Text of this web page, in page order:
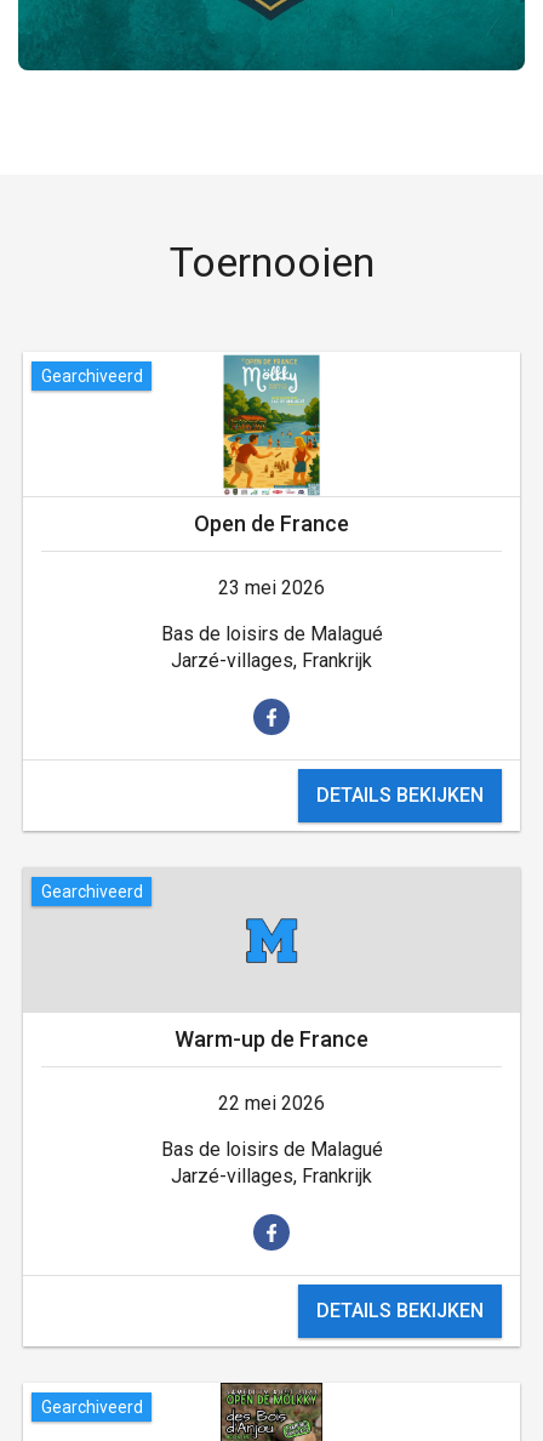
Toernooien
Gearchiveerd
Open de France
23 mei 2026
Bas de loisirs de Malagué
Jarzé-villages, Frankrijk
DETAILS BEKIJKEN
Gearchiveerd
Warm-up de France
22 mei 2026
Bas de loisirs de Malagué
Jarzé-villages, Frankrijk
DETAILS BEKIJKEN
Gearchiveerd